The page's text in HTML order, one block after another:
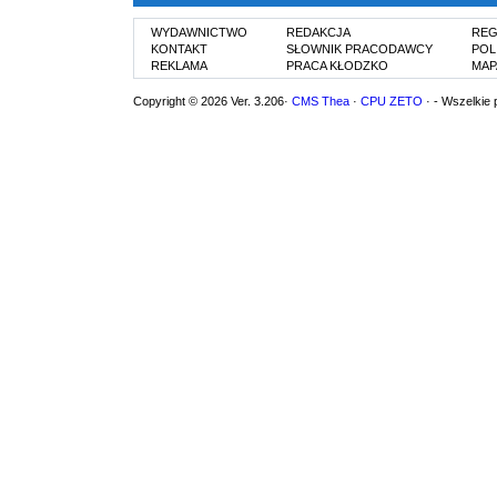
WYDAWNICTWO
KONTAKT
REKLAMA
REDAKCJA
SŁOWNIK PRACODAWCY
PRACA KŁODZKO
Copyright © 2026 Ver. 3.206· CMS Thea · CPU ZETO · - Wszelkie